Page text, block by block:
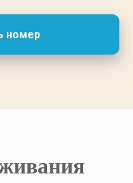
номер